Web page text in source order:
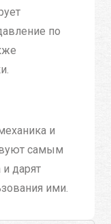
по
и
самым
дарят
ими.